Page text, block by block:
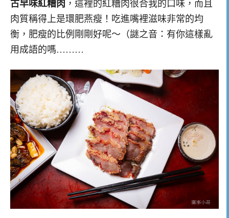
古早味紅糟肉 ，這裡的紅糟肉很合我的口味，而且
肉質稱得上是環肥燕瘦！吃進嘴裡滋味非常的均
衡，肥瘦的比例剛剛好呢～（謎之音：有你這樣亂
用成語的嗎………